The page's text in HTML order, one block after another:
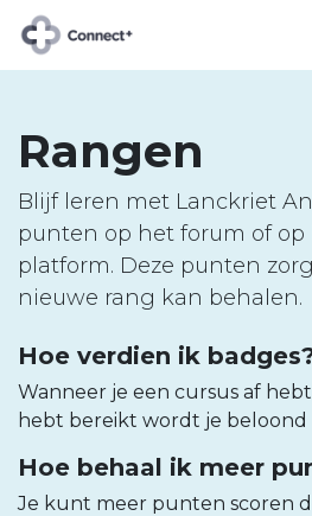
Rangen
Blijf leren met Lanckriet
punten op het forum of
platform. Deze punten
nieuwe rang kan behalen.
Hoe verdien ik
Wanneer je een cursus af
hebt bereikt wordt je beloond
Hoe behaal ik meer
Je kunt meer punten scoren